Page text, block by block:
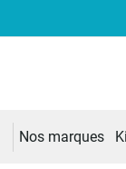
Nos marques